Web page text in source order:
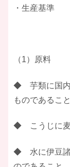
​・生産基準
（1）原料
◆ 芋類に国内
ものであること
◆ こうじに麦
◆ 水に伊豆諸